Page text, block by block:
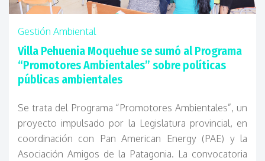
Gestión Ambiental
Villa Pehuenia Moquehue se sumó al Programa
“Promotores Ambientales” sobre políticas
públicas ambientales
Se trata del Programa “Promotores Ambientales”, un
proyecto impulsado por la Legislatura provincial, en
coordinación con Pan American Energy (PAE) y la
Asociación Amigos de la Patagonia. La convocatoria